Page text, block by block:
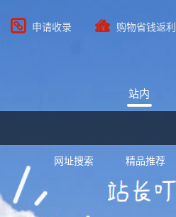
申请收录 购物省钱返利
站内
网址搜索 精品推荐